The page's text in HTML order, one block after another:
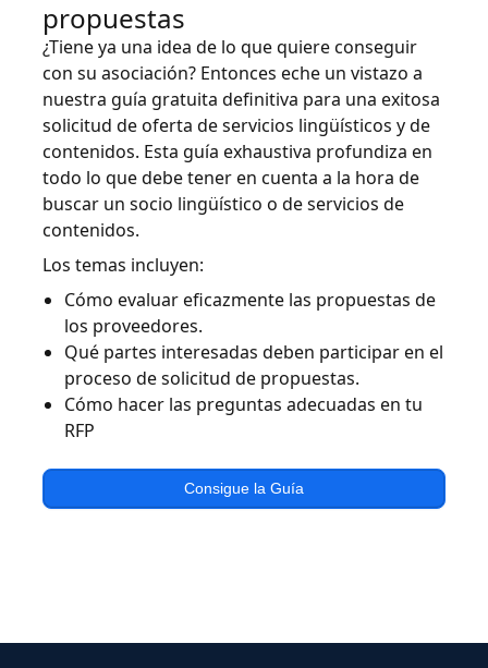
propuestas
¿Tiene ya una idea de lo que quiere conseguir
con su asociación? Entonces eche un vistazo a
nuestra guía gratuita definitiva para una exitosa
solicitud de oferta de servicios lingüísticos y de
contenidos. Esta guía exhaustiva profundiza en
todo lo que debe tener en cuenta a la hora de
buscar un socio lingüístico o de servicios de
contenidos.
Los temas incluyen:
Cómo evaluar eficazmente las propuestas de
los proveedores.
Qué partes interesadas deben participar en el
proceso de solicitud de propuestas.
Cómo hacer las preguntas adecuadas en tu
RFP
Consigue la Guía